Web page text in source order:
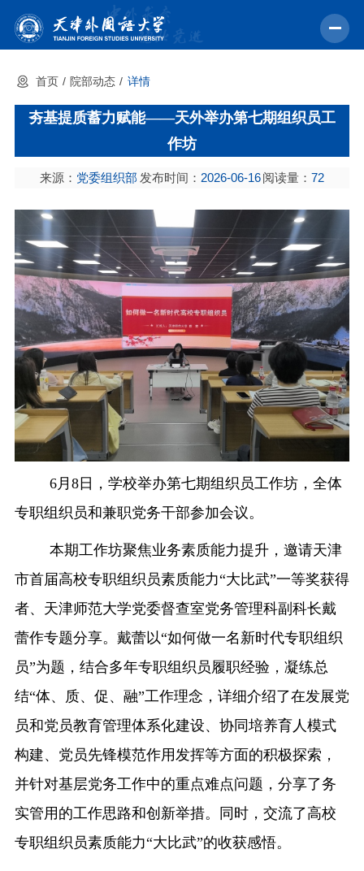
首页
学校概况
机构设置
师资力量
学术科研
中外交流
招生就业
校园文化
融合门户 校外访问（VPN）
首页 院部动态 详情
夯基提质蓄力赋能——天外举办第七期组织员工
作坊
来源： 党委组织部 发布时间： 2026-06-16 阅读量： 72
6月8日，学校举办第七期组织员工作坊，全体
专职组织员和兼职党务干部参加会议。
本期工作坊聚焦业务素质能力提升，邀请天津
市首届高校专职组织员素质能力“大比武”一等奖获得
者、天津师范大学党委督查室党务管理科副科长戴
蕾作专题分享。戴蕾以“如何做一名新时代专职组织
员”为题，结合多年专职组织员履职经验，凝练总
结“体、质、促、融”工作理念，详细介绍了在发展党
员和党员教育管理体系化建设、协同培养育人模式
构建、党员先锋模范作用发挥等方面的积极探索，
并针对基层党务工作中的重点难点问题，分享了务
实管用的工作思路和创新举措。同时，交流了高校
专职组织员素质能力“大比武”的收获感悟。